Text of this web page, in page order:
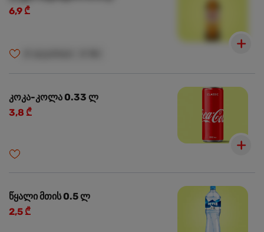
6,9 ₾
კოკა-კოლა 0.33 ლ
3,8 ₾
წყალი მთის 0.5 ლ
2,5 ₾